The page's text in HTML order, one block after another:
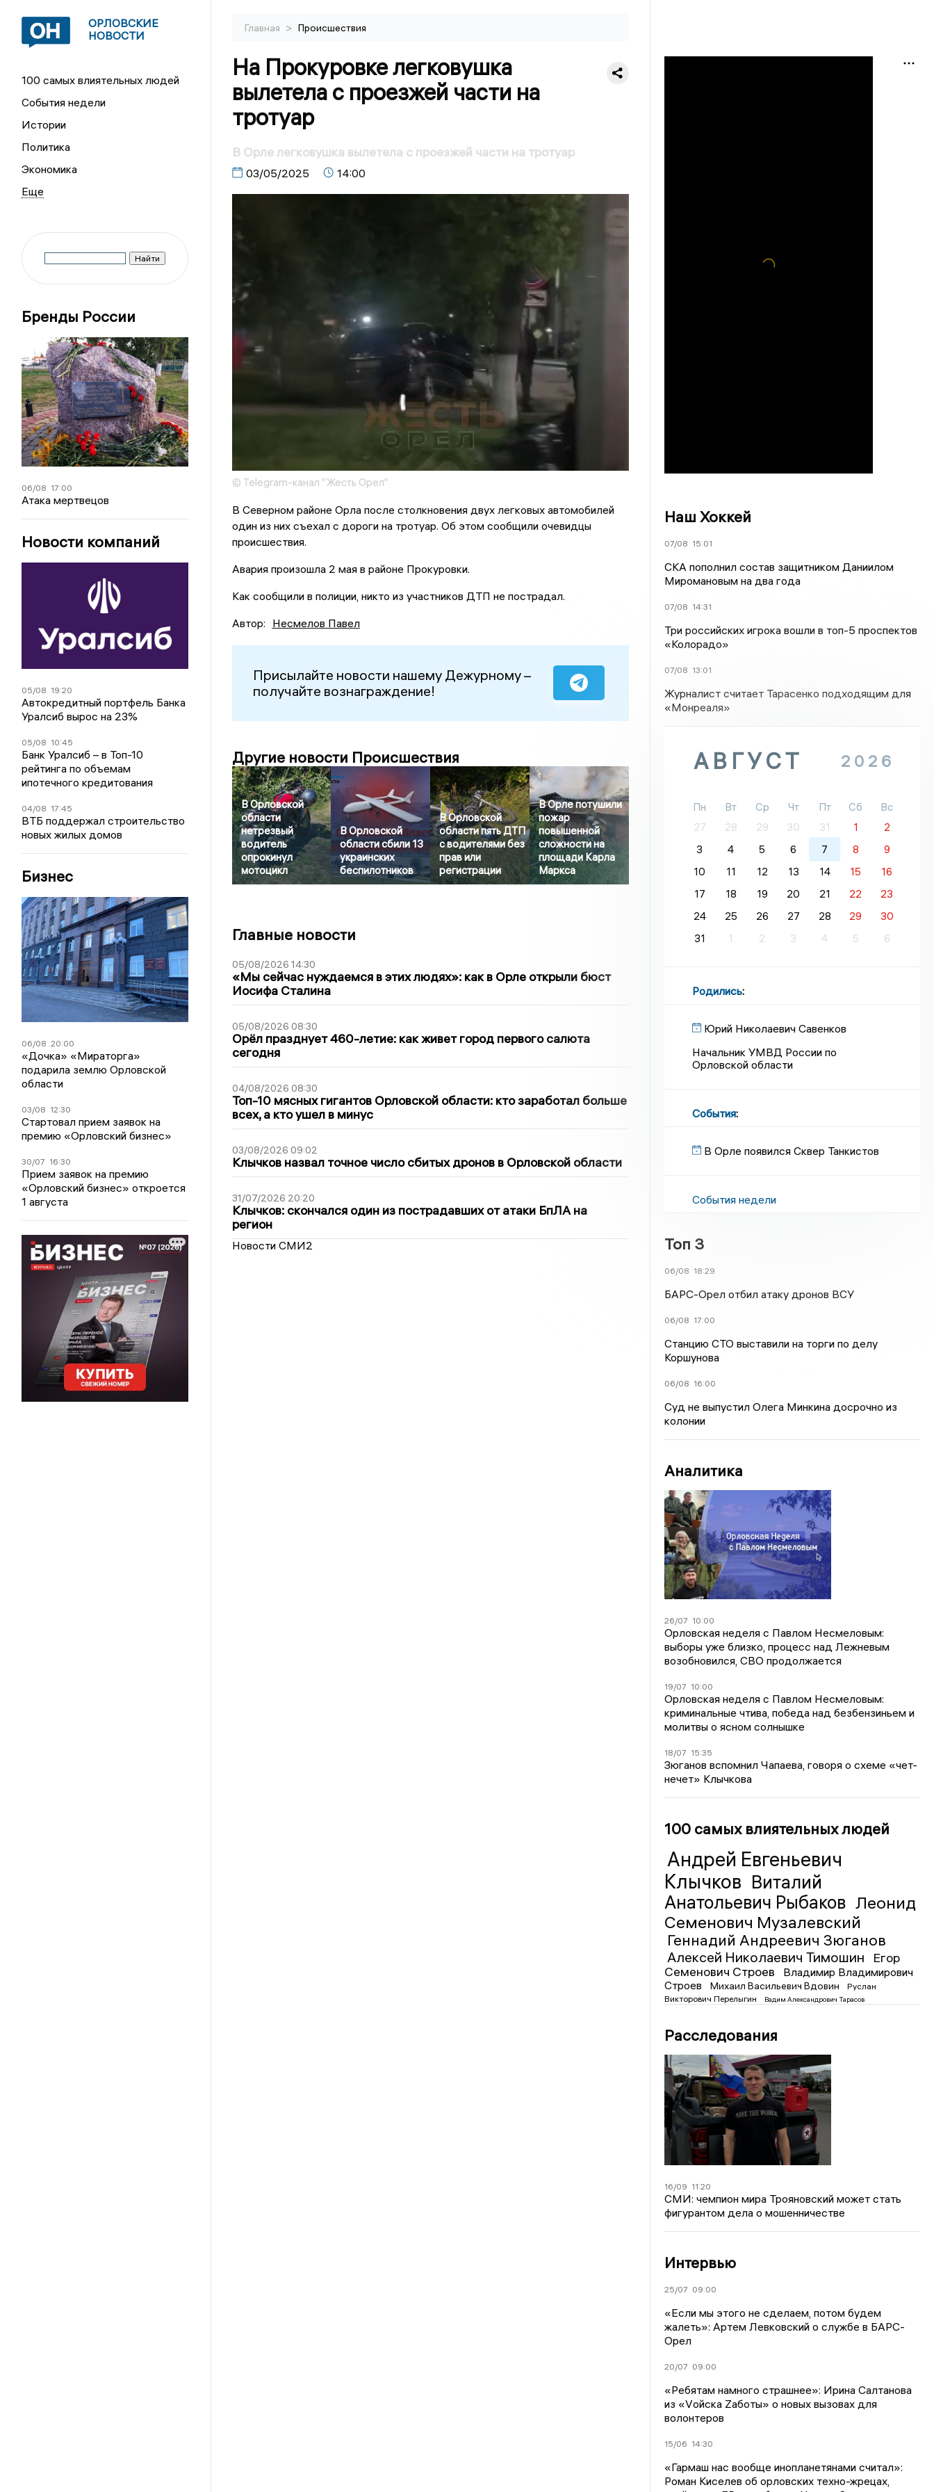
ОРЛОВСКИЕ
НОВОСТИ
100 самых влиятельных людей
События недели
Истории
Политика
Экономика
Бренды России
06/08 17:00
Атака мертвецов
Новости компаний
05/08 19:20
Автокредитный портфель Банка
Уралсиб вырос на 23%
05/08 10:45
Банк Уралсиб – в Топ-10
рейтинга по объемам
ипотечного кредитования
04/08 17:45
ВТБ поддержал строительство
новых жилых домов
Бизнес
06/08 20:00
«Дочка» «Мираторга»
подарила землю Орловской
области
03/08 12:30
Стартовал прием заявок на
премию «Орловский бизнес»
30/07 16:30
Прием заявок на премию
«Орловский бизнес» откроется
1 августа
Главная > Происшествия
На Прокуровке легковушка
вылетела с проезжей части на
тротуар
В Орле легковушка вылетела с проезжей части на тротуар
03/05/2025 14:00
© Telegram-канал "Жесть Орел"
В Северном районе Орла после столкновения двух легковых автомобилей
один из них съехал с дороги на тротуар. Об этом сообщили очевидцы
происшествия.
Авария произошла 2 мая в районе Прокуровки.
Как сообщили в полиции, никто из участников ДТП не пострадал.
Автор: Несмелов Павел
Присылайте новости нашему Дежурному –
получайте вознаграждение!
Другие новости Происшествия
В Орловской
области
нетрезвый
водитель
опрокинул
мотоцикл
В Орловской
области сбили 13
украинских
беспилотников
В Орловской
области пять ДТП
с водителями без
прав или
регистрации
В Орле потушили
пожар
повышенной
сложности на
площади Карла
Маркса
Главные новости
05/08/2026 14:30
«Мы сейчас нуждаемся в этих людях»: как в Орле открыли бюст
Иосифа Сталина
05/08/2026 08:30
Орёл празднует 460-летие: как живет город первого салюта
сегодня
04/08/2026 08:30
Топ-10 мясных гигантов Орловской области: кто заработал больше
всех, а кто ушел в минус
03/08/2026 09:02
Клычков назвал точное число сбитых дронов в Орловской области
31/07/2026 20:20
Клычков: скончался один из пострадавших от атаки БпЛА на
регион
Новости СМИ2
Наш Хоккей
07/08 15:01
СКА пополнил состав защитником Даниилом
Миромановым на два года
07/08 14:31
Три российских игрока вошли в топ-5 проспектов
«Колорадо»
07/08 13:01
Журналист считает Тарасенко подходящим для
«Монреаля»
АВГУСТ 2026
Пн Вт Ср Чт Пт Сб
Вс
27
28 29 30 31 1
2
3
4 5 6 7 8
9
10
11 12 13 14 15
16
17
18 19 20 21 22
23
24
25 26 27 28 29
30
31
1 2 3 4 5 6
Родились:
Юрий Николаевич Савенков
Начальник УМВД России по
Орловской области
События:
В Орле появился Сквер Танкистов
События недели
Топ 3
06/08 18:29
БАРС-Орел отбил атаку дронов ВСУ
06/08 17:00
Станцию СТО выставили на торги по делу
Коршунова
06/08 16:00
Суд не выпустил Олега Минкина досрочно из
колонии
Аналитика
26/07 10:00
Орловская неделя с Павлом Несмеловым:
выборы уже близко, процесс над Лежневым
возобновился, СВО продолжается
19/07 10:00
Орловская неделя с Павлом Несмеловым:
криминальные чтива, победа над безбензиньем и
молитвы о ясном солнышке
18/07 15:35
Зюганов вспомнил Чапаева, говоря о схеме «чет-
нечет» Клычкова
100 самых влиятельных людей
Андрей Евгеньевич
Клычков Виталий
Анатольевич Рыбаков Леонид
Семенович Музалевский
Геннадий Андреевич Зюганов
Алексей Николаевич Тимошин
Егор
Семенович Строев
Владимир Владимирович
Строев
Михаил Васильевич Вдовин
Руслан
Викторович Перелыгин
Вадим Александрович Тарасов
Расследования
16/09 11:20
СМИ: чемпион мира Трояновский может стать
фигурантом дела о мошенничестве
Интервью
25/07 09:00
«Если мы этого не сделаем, потом будем
жалеть»: Артем Левковский о службе в БАРС-
Орел
20/07 09:00
«Ребятам намного страшнее»: Ирина Салтанова
из «Vойска Zаботы» о новых вызовах для
волонтеров
15/06 14:30
«Гармаш нас вообще инопланетянами считал»:
Роман Киселев об орловских техно-жрецах,